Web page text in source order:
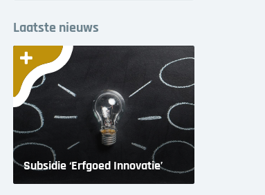
Laatste nieuws
Subsidie ‘Erfgoed Innovatie’